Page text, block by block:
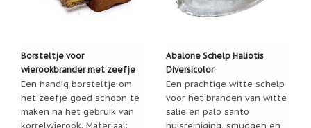
cadeauverpakking
spiritualiteit
Nieuw:
betalen
3
termijnen!
Borsteltje voor
wierookbrander met zeefje
Een handig borsteltje om
het zeefje goed schoon te
maken na het gebruik van
korrelwierook. Materiaal:
Abalone Schelp Haliotis
Diversicolor
Een prachtige witte schelp
voor het branden van witte
salie en palo santo
huisreiniging, smudgen en